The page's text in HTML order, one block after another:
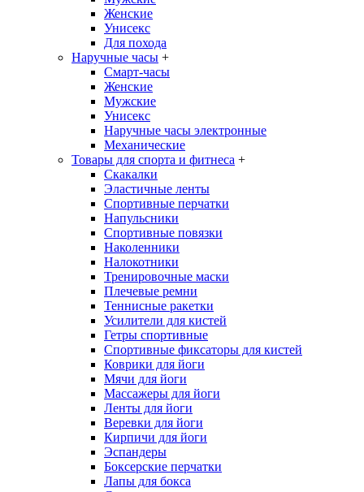
Женские
Унисекс
Для похода
Наручные часы +
Смарт-часы
Женские
Мужские
Унисекс
Наручные часы электронные
Механические
Товары для спорта и фитнеса +
Скакалки
Эластичные ленты
Спортивные перчатки
Напульсники
Спортивные повязки
Наколенники
Налокотники
Тренировочные маски
Плечевые ремни
Теннисные ракетки
Усилители для кистей
Гетры спортивные
Спортивные фиксаторы для кистей
Коврики для йоги
Мячи для йоги
Массажеры для йоги
Ленты для йоги
Веревки для йоги
Кирпичи для йоги
Эспандеры
Боксерские перчатки
Лапы для бокса